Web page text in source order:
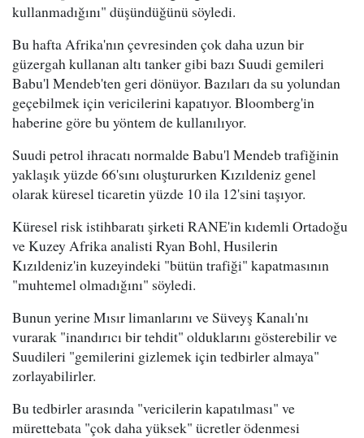
kullanmadığını" düşündüğünü söyledi.
Bu hafta Afrika'nın çevresinden çok daha uzun bir
güzergah kullanan altı tanker gibi bazı Suudi gemileri
Babu'l Mendeb'ten geri dönüyor. Bazıları da su yolundan
geçebilmek için vericilerini kapatıyor. Bloomberg'in
haberine göre bu yöntem de kullanılıyor.
Suudi petrol ihracatı normalde Babu'l Mendeb trafiğinin
yaklaşık yüzde 66'sını oluştururken Kızıldeniz genel
olarak küresel ticaretin yüzde 10 ila 12'sini taşıyor.
Küresel risk istihbaratı şirketi RANE'in kıdemli Ortadoğu
ve Kuzey Afrika analisti Ryan Bohl, Husilerin
Kızıldeniz'in kuzeyindeki "bütün trafiği" kapatmasının
"muhtemel olmadığını" söyledi.
Bunun yerine Mısır limanlarını ve Süveyş Kanalı'nı
vurarak "inandırıcı bir tehdit" olduklarını gösterebilir ve
Suudileri "gemilerini gizlemek için tedbirler almaya"
zorlayabilirler.
Bu tedbirler arasında "vericilerin kapatılması" ve
mürettebata "çok daha yüksek" ücretler ödenmesi